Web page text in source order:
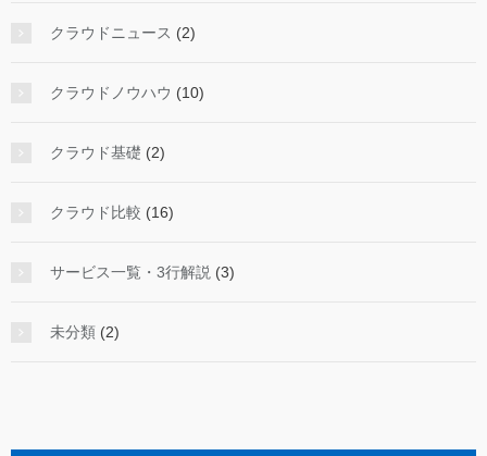
クラウドニュース (2)
クラウドノウハウ (10)
クラウド基礎 (2)
クラウド比較 (16)
サービス一覧・3行解説 (3)
未分類 (2)